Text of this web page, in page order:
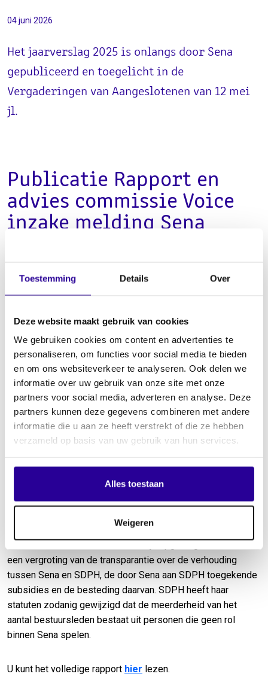
Toestemming Details Over
Deze website maakt gebruik van cookies
We gebruiken cookies om content en advertenties te
personaliseren, om functies voor social media te bieden
en om ons websiteverkeer te analyseren. Ook delen we
informatie over uw gebruik van onze site met onze
partners voor social media, adverteren en analyse. Deze
partners kunnen deze gegevens combineren met andere
informatie die u aan ze heeft verstrekt of die ze hebben
verzameld op basis van uw gebruik van hun services.
Alles toestaan
Weigeren
04 juni 2026
Het jaarverslag 2025 is onlangs door Sena
gepubliceerd en toegelicht in de
Vergaderingen van Aangeslotenen van 12 mei
jl.
Publicatie Rapport en
advies commissie Voice
inzake melding Sena
In het jaarverslag staat vermeld dat Sena in 2025 te maken
kreeg met een melding in het kader van de Meldregeling
VOI©E met betrekking tot de governance van en de
verantwoording over de Stichting Dutch Performers House
(SDPH).
Tijdens voornoemde vergaderingen zijn er vragen gesteld
over de melding en de uitkomst daarvan. Sena heeft alsnog
besloten het ‘Rapport en advies Commissie Voice inzake
melding Sena d.d. 10 december 2025’ openbaar te maken
het jaarverslag vermeld, is er geen sprake van onrechtmatig
handelen en/of daadwerkelijke belangenverstrengeling.
van Sena is. De melding is derhalve ongegrond verklaard.
een vergroting van de transparantie over de verhouding
tussen Sena en SDPH, de door Sena aan SDPH toegekende
subsidies en de besteding daarvan. SDPH heeft haar
statuten zodanig gewijzigd dat de meerderheid van het
aantal bestuursleden bestaat uit personen die geen rol
binnen Sena spelen.
U kunt het volledige rapport hier lezen.